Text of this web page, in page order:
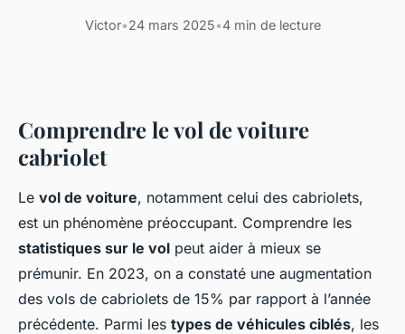
Victor•24 mars 2025•4 min de lecture
Comprendre le vol de voiture
cabriolet
Le vol de voiture, notamment celui des cabriolets,
est un phénomène préoccupant. Comprendre les
statistiques sur le vol peut aider à mieux se
prémunir. En 2023, on a constaté une augmentation
des vols de cabriolets de 15% par rapport à l’année
précédente. Parmi les types de véhicules ciblés, les